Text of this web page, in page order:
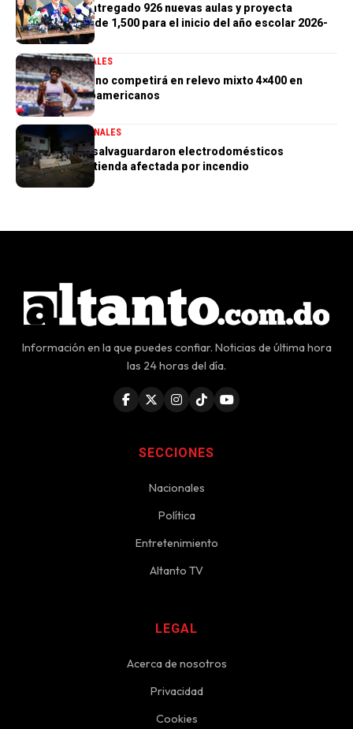
Gobierno ha entregado 926 nuevas aulas y proyecta
alcanzar meta de 1,500 para el inicio del año escolar 2026-
2027
DEPORTESGENERALES
Marileidy Paulino competirá en relevo mixto 4×400 en
Juegos Centroamericanos
GENERALES NACIONALES
PN aclara que salvaguardaron electrodomésticos
sustraídos de tienda afectada por incendio
Información en la que puedes confiar. Noticias de última hora
las 24 horas del día.
SECCIONES
Nacionales
Política
Entretenimiento
Altanto TV
LEGAL
Acerca de nosotros
Privacidad
Cookies